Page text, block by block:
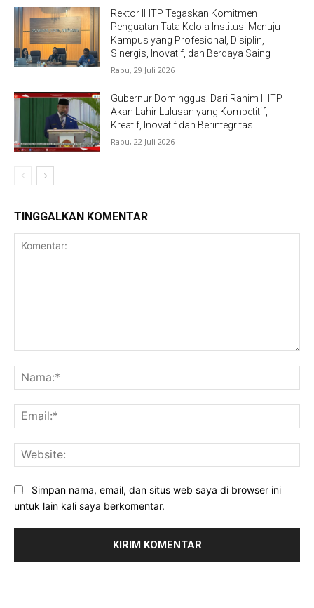
Rektor IHTP Tegaskan Komitmen
Penguatan Tata Kelola Institusi Menuju
Kampus yang Profesional, Disiplin,
Sinergis, Inovatif, dan Berdaya Saing
Rabu, 29 Juli 2026
Gubernur Dominggus: Dari Rahim IHTP
Akan Lahir Lulusan yang Kompetitif,
Kreatif, Inovatif dan Berintegritas
Rabu, 22 Juli 2026
TINGGALKAN KOMENTAR
Simpan nama, email, dan situs web saya di browser ini
untuk lain kali saya berkomentar.